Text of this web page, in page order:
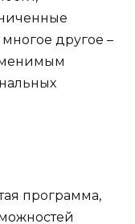
другое –
программа,